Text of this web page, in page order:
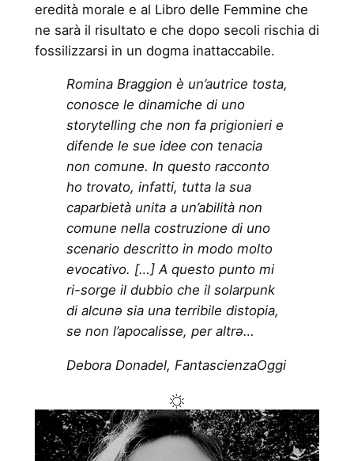
eredità morale e al Libro delle Femmine che
ne sarà il risultato e che dopo secoli rischia di
fossilizzarsi in un dogma inattaccabile.
Romina Braggion è un’autrice tosta,
conosce le dinamiche di uno
storytelling che non fa prigionieri e
difende le sue idee con tenacia
non comune. In questo racconto
ho trovato, infatti, tutta la sua
caparbietà unita a un’abilità non
comune nella costruzione di uno
scenario descritto in modo molto
evocativo. […] A questo punto mi
ri-sorge il dubbio che il solarpunk
di alcunə sia una terribile distopia,
se non l’apocalisse, per altrə…
Debora Donadel, FantascienzaOggi